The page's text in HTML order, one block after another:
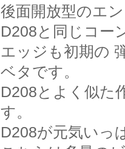
後面開放型のエ
D208と同じコー
エッジも初期の
ベタです。
D208とよく似た
す。
D208が元気いっ